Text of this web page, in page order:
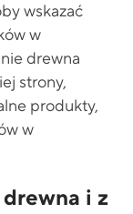
wskazać
w
drewna
strony,
produkty,
w
i z